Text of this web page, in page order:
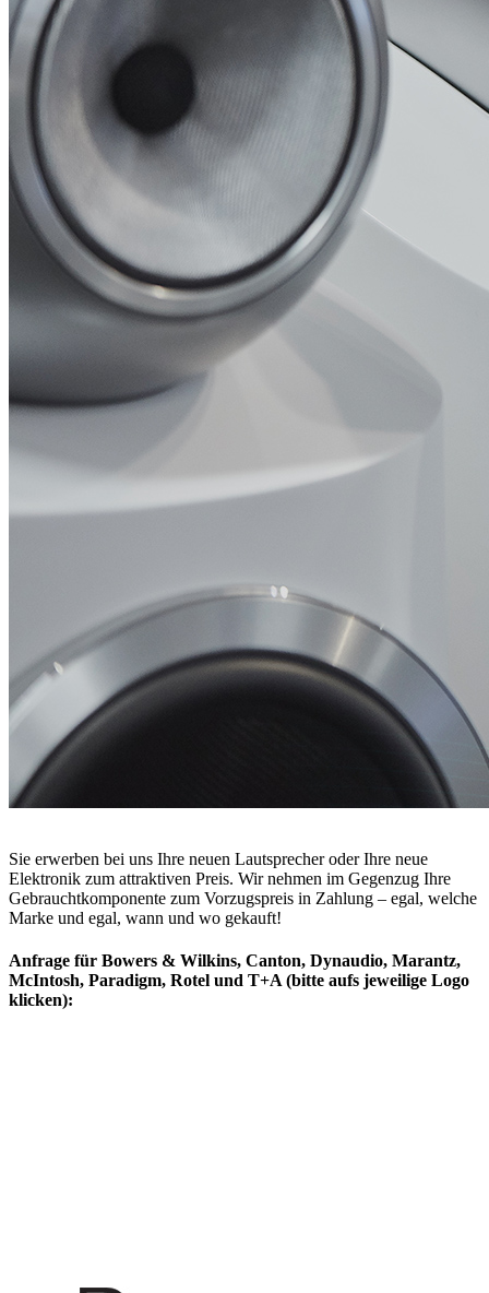
Sie erwerben bei uns Ihre neuen Lautsprecher oder Ihre neue
Elektronik zum attraktiven Preis. Wir nehmen im Gegenzug Ihre
Gebrauchtkomponente zum Vorzugspreis in Zahlung – egal, welche
Marke und egal, wann und wo gekauft!
Anfrage für Bowers & Wilkins, Canton, Dynaudio, Marantz,
McIntosh, Paradigm, Rotel und T+A (bitte aufs jeweilige Logo
klicken):